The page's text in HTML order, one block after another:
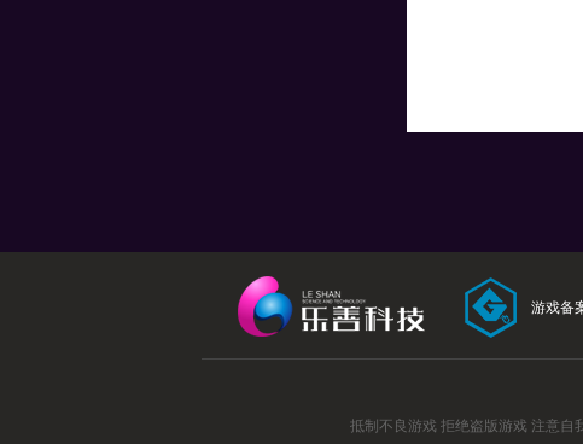
游戏备
抵制不良游戏 拒绝盗版游戏 注意自